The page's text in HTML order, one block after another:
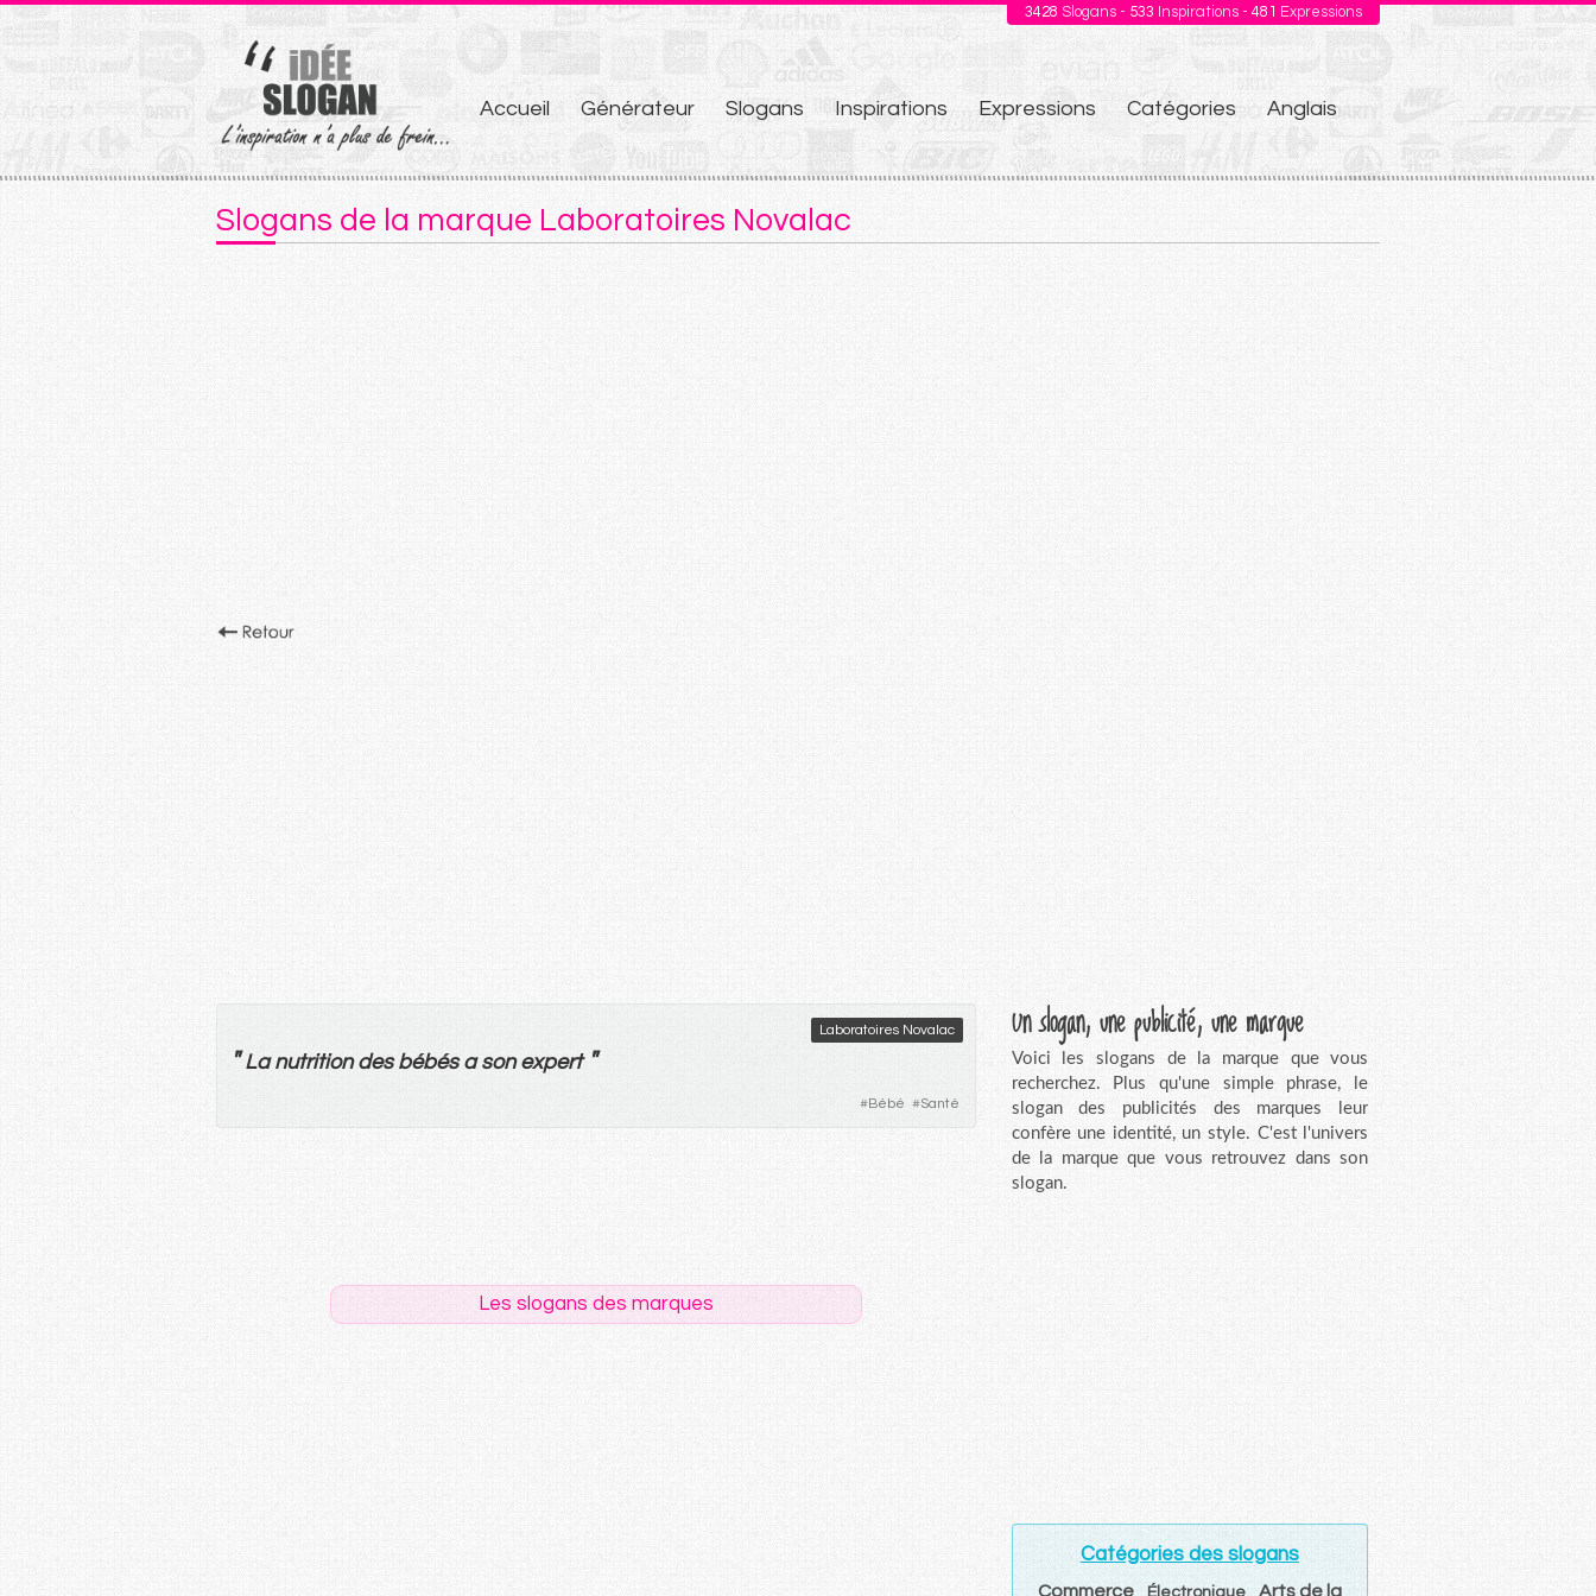
3428 Slogans - 533 Inspirations - 481 Expressions
Aller
au
contenu
Accueil Générateur Slogans Inspirations Expressions Catégories Anglais
Slogans de la marque Laboratoires Novalac
Laboratoires Novalac
" La nutrition des bébés a son expert "
#Bébé #Santé
Les slogans des marques
Un slogan, une publicité, une marque
Voici les slogans de la marque que vous
recherchez. Plus qu'une simple phrase, le
slogan des publicités des marques leur
confère une identité, un style. C'est l'univers
de la marque que vous retrouvez dans son
slogan.
Catégories des slogans
Commerce Électronique Arts de la